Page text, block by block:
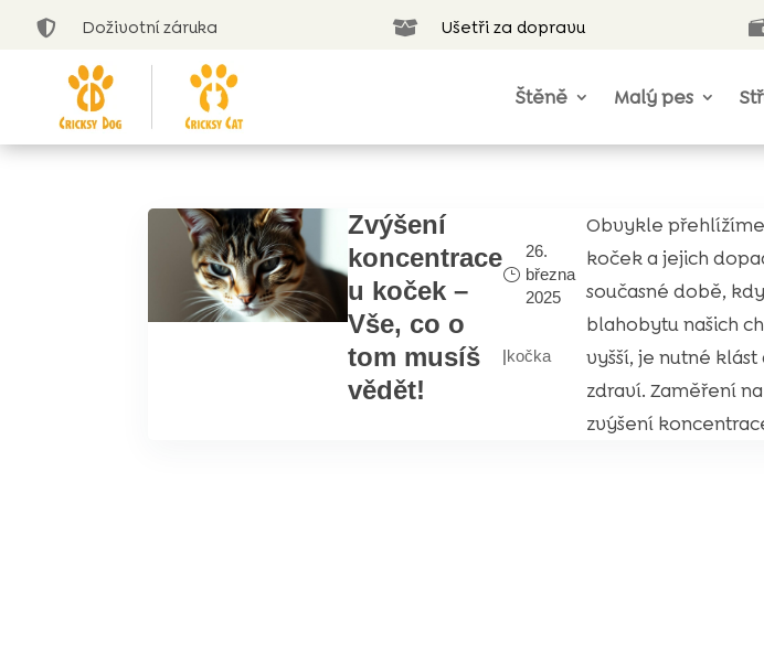
 Doživotní záruka  Ušetři za dopravu
Štěně Malý pes
Zvýšení
koncentrace
u koček –
Vše, co o
tom musíš
vědět!
26.
března
2025
|kočka
Obvykle
koček a jejich
současné době,
blahobytu našich
vyšší, je nutné
zdraví. Zaměření
zvýšení